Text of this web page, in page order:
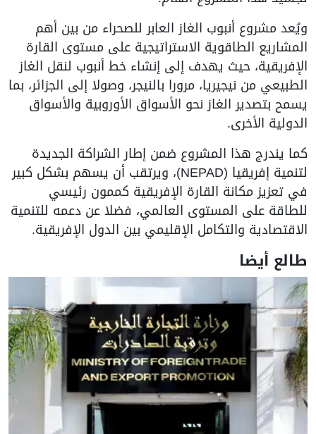
ويُعد مشروع أنبوب الغاز العابر للصحراء من بين أهم
المشاريع الطاقوية الاستراتيجية على مستوى القارة
الإفريقية، حيث يهدف إلى إنشاء خط أنبوب لنقل الغاز
الطبيعي من نيجيريا، مرورا بالنيجر، وصولا إلى الجزائر، بما
يسمح بتصدير الغاز نحو الأسواق الأوروبية والأسواق
الدولية الأخرى.
كما يندرج هذا المشروع ضمن إطار الشراكة الجديدة
لتنمية إفريقيا (NEPAD)، ويرتقب أن يسهم بشكل كبير
في تعزيز مكانة القارة الإفريقية كممون رئيسي
للطاقة على المستوى العالمي، فضلا عن دعمه للتنمية
الاقتصادية والتكامل الإقليمي بين الدول الإفريقية.
طالع أيضا